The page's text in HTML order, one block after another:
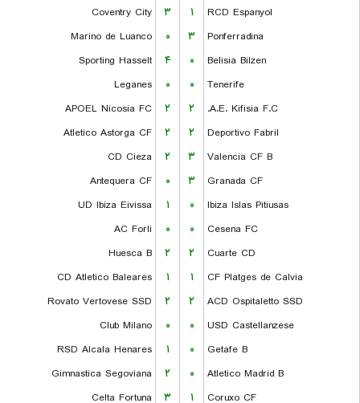
Coventry City
۳ ۱
RCD Espanyol
Marino de Luanco
۰ ۳
Ponferradina
Sporting Hasselt
۴ ۰
Belisia Bilzen
Leganes
۰ ۰
Tenerife
APOEL Nicosia FC
۲ ۲
A.E. Kifisia F.C.
Atletico Astorga CF
۲ ۲
Deportivo Fabril
CD Cieza
۲ ۳
Valencia CF B
Antequera CF
۰ ۳
Granada CF
UD Ibiza Eivissa
۱ ۰
Ibiza Islas Pitiusas
AC Forli
۰ ۰
Cesena FC
Huesca B
۲ ۲
Cuarte CD
CD Atletico Baleares
۱ ۱
CF Platges de Calvia
Rovato Vertovese SSD
۲ ۲
ACD Ospitaletto SSD
Club Milano
۰ ۰
USD Castellanzese
RSD Alcala Henares
۱ ۰
Getafe B
Gimnastica Segoviana
۲ ۰
Atletico Madrid B
Celta Fortuna
۳ ۱ Coruxo CF